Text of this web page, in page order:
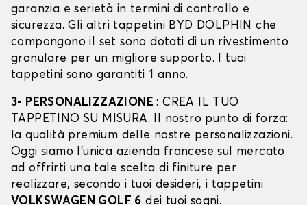
garanzia e serietà in termini di controllo e
sicurezza. Gli altri tappetini BYD DOLPHIN che
compongono il set sono dotati di un rivestimento
granulare per un migliore supporto. I tuoi
tappetini sono garantiti 1 anno.
3- PERSONALIZZAZIONE: CREA IL TUO
TAPPETINO SU MISURA. Il nostro punto di forza:
la qualità premium delle nostre personalizzazioni.
Oggi siamo l’unica azienda francese sul mercato
ad offrirti una tale scelta di finiture per
realizzare, secondo i tuoi desideri, i tappetini
VOLKSWAGEN GOLF 6 dei tuoi sogni.